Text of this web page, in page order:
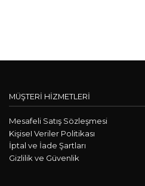
MÜŞTERİ HİZMETLERİ
Mesafeli Satış Sözleşmesi
KişiseI Veriler Politikası
İptal ve İade Şartları
Gizlilik ve Güvenlik